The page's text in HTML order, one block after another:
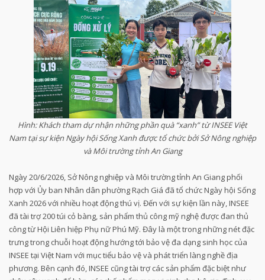
Hình: Khách tham dự nhận những phần quà “xanh” từ INSEE Việt
Nam tại sự kiện Ngày hội Sống Xanh được tổ chức bởi Sở Nông nghiệp
và Môi trường tỉnh An Giang
Ngày 20/6/2026, Sở Nông nghiệp và Môi trường tỉnh An Giang phối
hợp với Ủy ban Nhân dân phường Rạch Giá đã tổ chức Ngày hội Sống
Xanh 2026 với nhiều hoạt động thú vị. Đến với sự kiện lần này, INSEE
đã tài trợ 200 túi cỏ bàng, sản phẩm thủ công mỹ nghệ được đan thủ
công từ Hội Liên hiệp Phụ nữ Phú Mỹ. Đây là một trong những nét đặc
trưng trong chuỗi hoạt động hướng tới bảo vệ đa dạng sinh học của
INSEE tại Việt Nam với mục tiểu bảo vệ và phát triển làng nghề địa
phương. Bên cạnh đó, INSEE cũng tài trợ các sản phẩm đặc biệt như